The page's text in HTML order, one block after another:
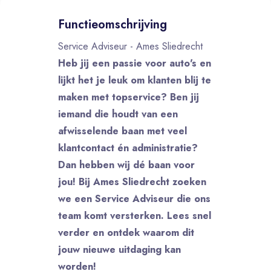
Functieomschrijving
Service Adviseur - Ames Sliedrecht
Heb jij een passie voor auto's en
lijkt het je leuk om klanten blij te
maken met topservice? Ben jij
iemand die houdt van een
afwisselende baan met veel
klantcontact én administratie?
Dan hebben wij dé baan voor
jou! Bij Ames Sliedrecht zoeken
we een Service Adviseur die ons
team komt versterken. Lees snel
verder en ontdek waarom dit
jouw nieuwe uitdaging kan
worden!